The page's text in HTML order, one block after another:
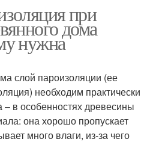
при
дома
нужна
слой пароизоляции (ее
необходим практически
– в особенностях древесины
она хорошо пропускает
много влаги, из-за чего